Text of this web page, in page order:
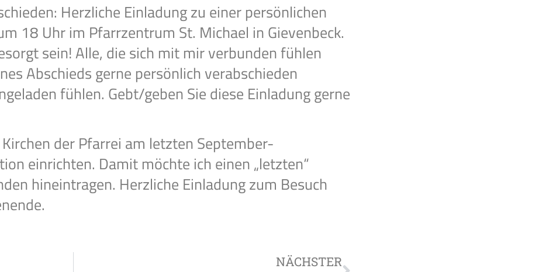
Herzliche Einladung zu einer persönlichen
18 Uhr im Pfarrzentrum St. Michael in Gievenbeck.
sein! Alle, die sich mit mir verbunden fühlen
Abschieds gerne persönlich verabschieden
fühlen. Gebt/geben Sie diese Einladung gerne
der Pfarrei am letzten September-
einrichten. Damit möchte ich einen „letzten“
hineintragen. Herzliche Einladung zum Besuch
NÄCHSTER